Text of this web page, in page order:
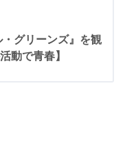
・グリーンズ』を観
動で青春】